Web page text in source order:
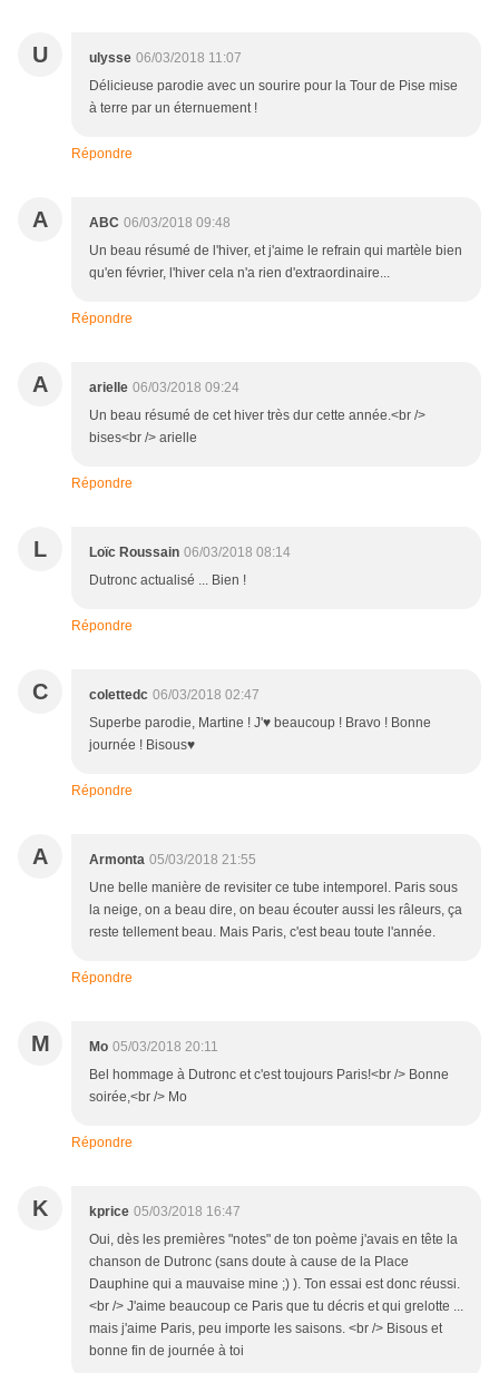
U ulysse 06/03/2018 11:07
Délicieuse parodie avec un sourire pour la Tour de Pise mise
à terre par un éternuement !
Répondre
A ABC 06/03/2018 09:48
Un beau résumé de l'hiver, et j'aime le refrain qui martèle bien
qu'en février, l'hiver cela n'a rien d'extraordinaire...
Répondre
A arielle 06/03/2018 09:24
Un beau résumé de cet hiver très dur cette année.<br />
bises<br /> arielle
Répondre
L Loïc Roussain 06/03/2018 08:14
Dutronc actualisé ... Bien !
Répondre
C colettedc 06/03/2018 02:47
Superbe parodie, Martine ! J'♥ beaucoup ! Bravo ! Bonne
journée ! Bisous♥
Répondre
A Armonta 05/03/2018 21:55
Une belle manière de revisiter ce tube intemporel. Paris sous
la neige, on a beau dire, on beau écouter aussi les râleurs, ça
reste tellement beau. Mais Paris, c'est beau toute l'année.
Répondre
M Mo 05/03/2018 20:11
Bel hommage à Dutronc et c'est toujours Paris!<br /> Bonne
soirée,<br /> Mo
Répondre
K kprice 05/03/2018 16:47
Oui, dès les premières "notes" de ton poème j'avais en tête la
chanson de Dutronc (sans doute à cause de la Place
Dauphine qui a mauvaise mine ;) ). Ton essai est donc réussi.
<br /> J'aime beaucoup ce Paris que tu décris et qui grelotte ...
mais j'aime Paris, peu importe les saisons. <br /> Bisous et
bonne fin de journée à toi